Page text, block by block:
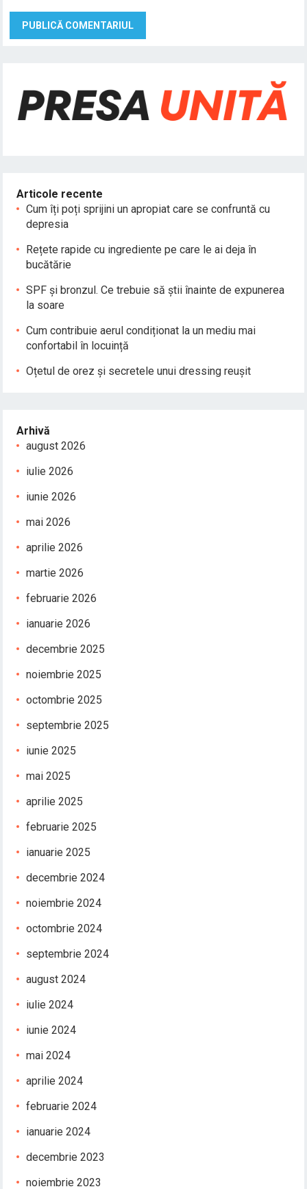
Articole recente
Cum îți poți sprijini un apropiat care se confruntă cu
depresia
Rețete rapide cu ingrediente pe care le ai deja în
bucătărie
SPF și bronzul. Ce trebuie să știi înainte de expunerea
la soare
Cum contribuie aerul condiționat la un mediu mai
confortabil în locuință
Oțetul de orez și secretele unui dressing reușit
Arhivă
august 2026
iulie 2026
iunie 2026
mai 2026
aprilie 2026
martie 2026
februarie 2026
ianuarie 2026
decembrie 2025
noiembrie 2025
octombrie 2025
septembrie 2025
iunie 2025
mai 2025
aprilie 2025
februarie 2025
ianuarie 2025
decembrie 2024
noiembrie 2024
octombrie 2024
septembrie 2024
august 2024
iulie 2024
iunie 2024
mai 2024
aprilie 2024
februarie 2024
ianuarie 2024
decembrie 2023
noiembrie 2023